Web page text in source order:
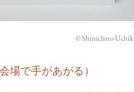
©︎ Shinichiro
場で手があがる）